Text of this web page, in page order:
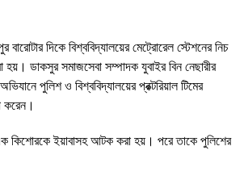
বারোটার দিকে বিশ্ববিদ্যালয়ের মেট্রোরেল স্টেশনের নিচ
ডাকসুর সমাজসেবা সম্পাদক যুবাইর বিন নেছারীর
পুলিশ ও বিশ্ববিদ্যালয়ের প্রক্টরিয়াল টিমের
করেন।
কিশোরকে ইয়াবাসহ আটক করা হয়। পরে তাকে পুলিশের